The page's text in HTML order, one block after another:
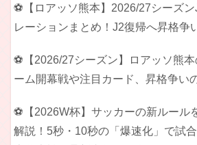
⚽【ロアッソ熊本】2026/27シーズン
レーションまとめ！J2復帰へ昇格争
⚽【2026/27シーズン】ロアッソ熊
ーム開幕戦や注目カード、昇格争い
⚽【2026W杯】サッカーの新ルール
解説！5秒・10秒の「爆速化」で試